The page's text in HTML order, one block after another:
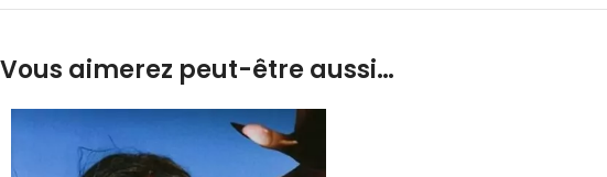
Vous aimerez peut-être aussi…